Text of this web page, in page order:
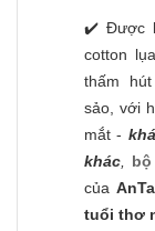
✔️ Được
cotton
thấm
sảo, với
mắt -
khác
của
tuổi thơ